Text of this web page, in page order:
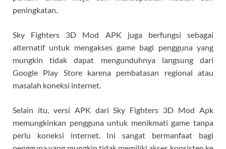
peningkatan.
Sky Fighters 3D Mod APK juga berfungsi sebagai
alternatif untuk mengakses game bagi pengguna yang
mungkin tidak dapat mengunduhnya langsung dari
Google Play Store karena pembatasan regional atau
masalah koneksi internet.
Selain itu, versi APK dari Sky Fighters 3D Mod Apk
memungkinkan pengguna untuk menikmati game tanpa
perlu koneksi internet. Ini sangat bermanfaat bagi